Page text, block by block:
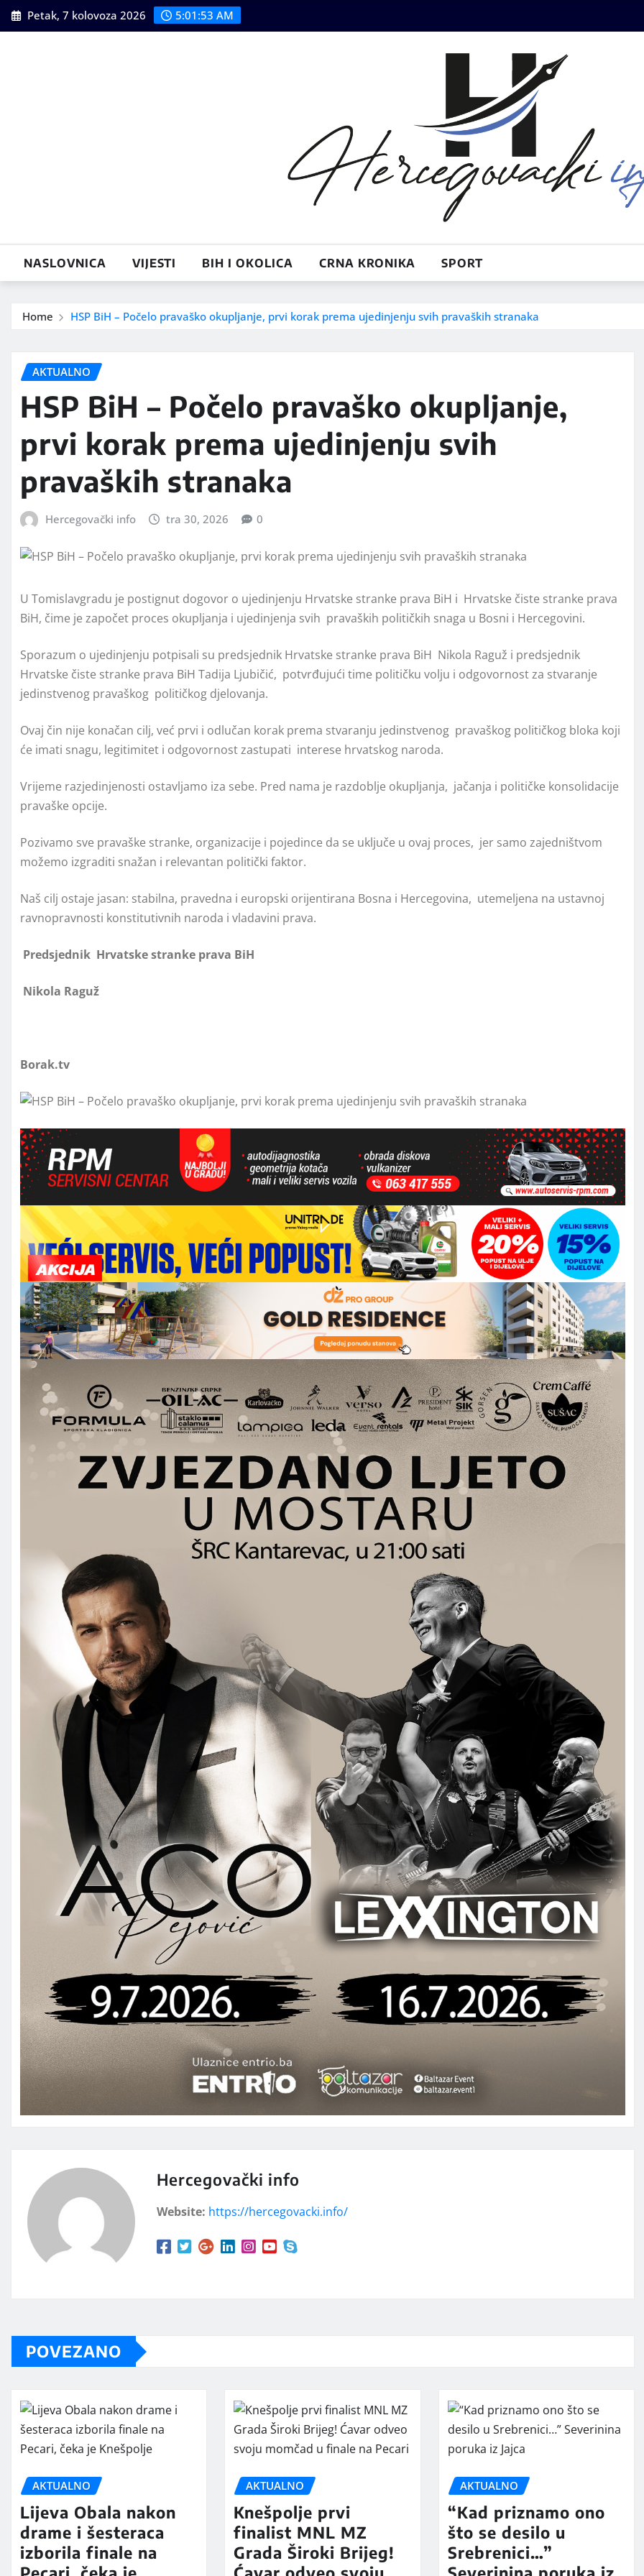
Skip
to
Petak, 7 kolovoza 2026 5:01:55 AM
NASLOVNICA VIJESTI BIH I OKOLICA CRNA KRONIKA SPORT
Home HSP BiH – Počelo pravaško okupljanje, prvi korak prema ujedinjenju svih pravaških stranaka
AKTUALNO
HSP BiH – Počelo pravaško okupljanje,
prvi korak prema ujedinjenju svih
pravaških stranaka
Hercegovački info tra 30, 2026 0
U Tomislavgradu je postignut dogovor o ujedinjenju Hrvatske stranke prava BiH i Hrvatske čiste stranke prava
BiH, čime je započet proces okupljanja i ujedinjenja svih pravaških političkih snaga u Bosni i Hercegovini.
Sporazum o ujedinjenju potpisali su predsjednik Hrvatske stranke prava BiH Nikola Raguž i predsjednik
Hrvatske čiste stranke prava BiH Tadija Ljubičić, potvrđujući time političku volju i odgovornost za stvaranje
jedinstvenog pravaškog političkog djelovanja.
Ovaj čin nije konačan cilj, već prvi i odlučan korak prema stvaranju jedinstvenog pravaškog političkog bloka koji
će imati snagu, legitimitet i odgovornost zastupati interese hrvatskog naroda.
Vrijeme razjedinjenosti ostavljamo iza sebe. Pred nama je razdoblje okupljanja, jačanja i političke konsolidacije
pravaške opcije.
Pozivamo sve pravaške stranke, organizacije i pojedince da se uključe u ovaj proces, jer samo zajedništvom
možemo izgraditi snažan i relevantan politički faktor.
Naš cilj ostaje jasan: stabilna, pravedna i europski orijentirana Bosna i Hercegovina, utemeljena na ustavnoj
ravnopravnosti konstitutivnih naroda i vladavini prava.
Predsjednik Hrvatske stranke prava BiH
Nikola Raguž
Borak.tv
Hercegovački info
Website: https://hercegovacki.info/
POVEZANO
AKTUALNO
Lijeva Obala nakon
drame i šesteraca
izborila finale na
AKTUALNO
Knešpolje prvi
finalist MNL MZ
Grada Široki Brijeg!
AKTUALNO
“Kad priznamo ono
što se desilo u
Srebrenici…”